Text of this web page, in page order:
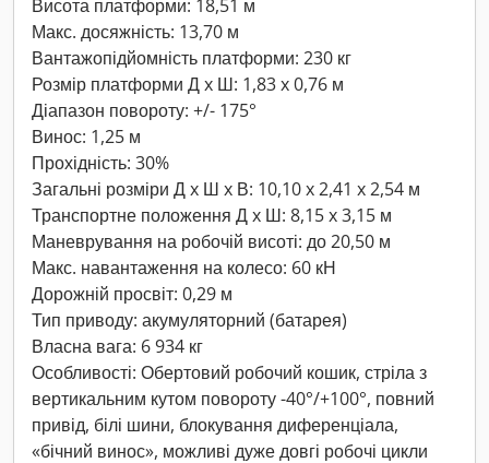
Висота платформи: 18,51 м
Макс. досяжність: 13,70 м
Вантажопідйомність платформи: 230 кг
Розмір платформи Д x Ш: 1,83 x 0,76 м
Діапазон повороту: +/- 175°
Винос: 1,25 м
Прохідність: 30%
Загальні розміри Д x Ш x В: 10,10 x 2,41 x 2,54 м
Транспортне положення Д x Ш: 8,15 x 3,15 м
Маневрування на робочій висоті: до 20,50 м
Макс. навантаження на колесо: 60 кН
Дорожній просвіт: 0,29 м
Тип приводу: акумуляторний (батарея)
Власна вага: 6 934 кг
Особливості: Обертовий робочий кошик, стріла з
вертикальним кутом повороту -40°/+100°, повний
привід, білі шини, блокування диференціала,
«бічний винос», можливі дуже довгі робочі цикли